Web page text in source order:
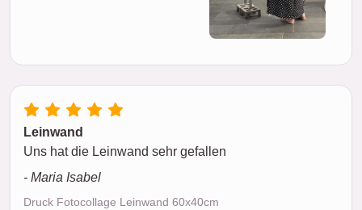
Leinwand
Uns hat die Leinwand sehr gefallen
- Maria Isabel
Druck Fotocollage Leinwand 60x40cm